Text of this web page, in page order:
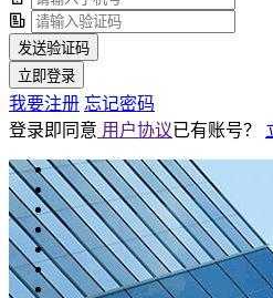
发送验证码
立即登录
我要注册 忘记密码
登录即同意 用户协议已有账号？